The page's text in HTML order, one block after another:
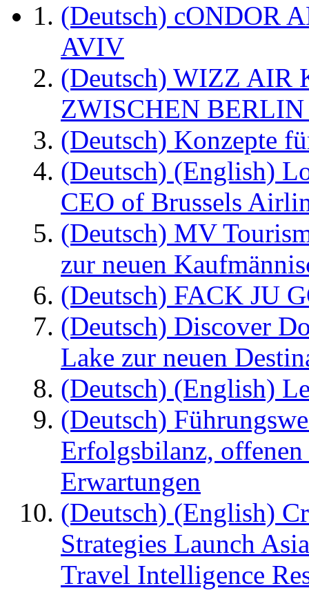
(Deutsch) cONDOR
AVIV
(Deutsch) WIZZ AIR
ZWISCHEN
(Deutsch) Konzepte
(Deutsch) (English)
CEO of Brussels
(Deutsch) MV
zur neuen
(Deutsch) FACK JU
(Deutsch) Discover
Lake zur neuen
(Deutsch) (English)
(Deutsch)
Erfolgsbilanz,
Erwartungen
(Deutsch) (English)
Strategies Launch
Travel Intelligence